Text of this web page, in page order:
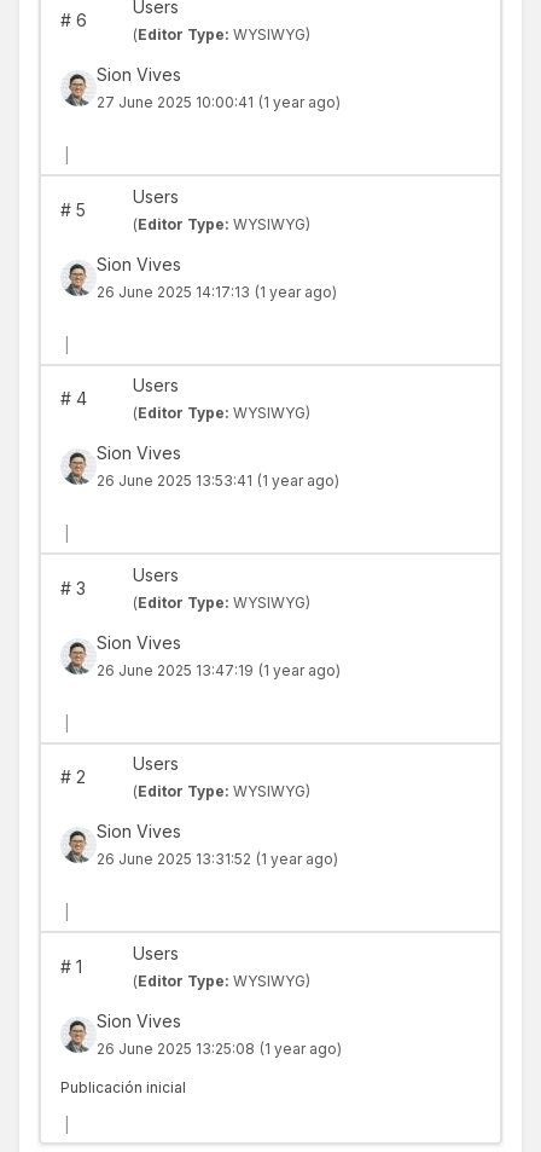
#6
Users
(Editor Type: WYSIWYG)
Sion Vives
27 June 2025 10:00:41 (1 year ago)
#5
Users
(Editor Type: WYSIWYG)
Sion Vives
26 June 2025 14:17:13 (1 year ago)
#4
Users
(Editor Type: WYSIWYG)
Sion Vives
26 June 2025 13:53:41 (1 year ago)
#3
Users
(Editor Type: WYSIWYG)
Sion Vives
26 June 2025 13:47:19 (1 year ago)
#2
Users
(Editor Type: WYSIWYG)
Sion Vives
26 June 2025 13:31:52 (1 year ago)
#1
Users
(Editor Type: WYSIWYG)
Sion Vives
26 June 2025 13:25:08 (1 year ago)
Publicación inicial